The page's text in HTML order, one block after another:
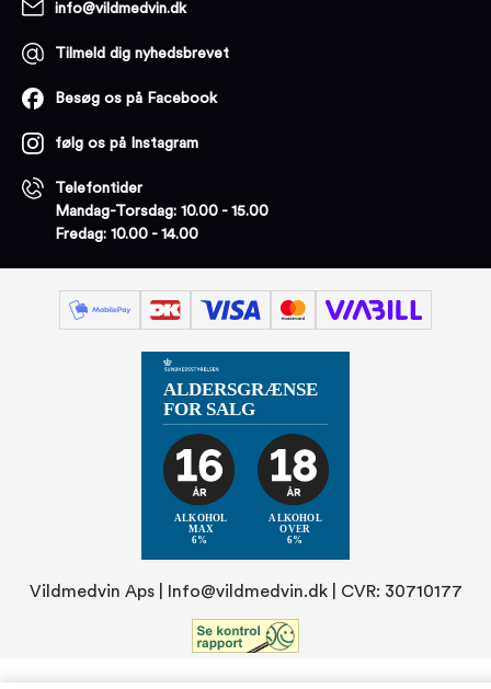
info@vildmedvin.dk
Tilmeld dig nyhedsbrevet
Besøg os på Facebook
følg os på Instagram
Telefontider
Mandag-Torsdag: 10.00 - 15.00
Fredag: 10.00 - 14.00
Vildmedvin Aps | Info@vildmedvin.dk| CVR: 30710177